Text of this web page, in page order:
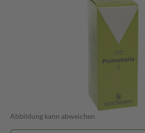
Abbildung kann abweichen